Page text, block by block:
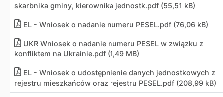
skarbnika gminy, kierownika jednostk.pdf (55,51 kB)
EL - Wniosek o nadanie numeru PESEL.pdf (76,06 kB)
UKR Wniosek o nadanie numeru PESEL w związku z
konfliktem na Ukrainie.pdf (1,49 MB)
EL - Wniosek o udostępnienie danych jednostkowych z
rejestru mieszkańców oraz rejestru PESEL.pdf (208,99 kB)